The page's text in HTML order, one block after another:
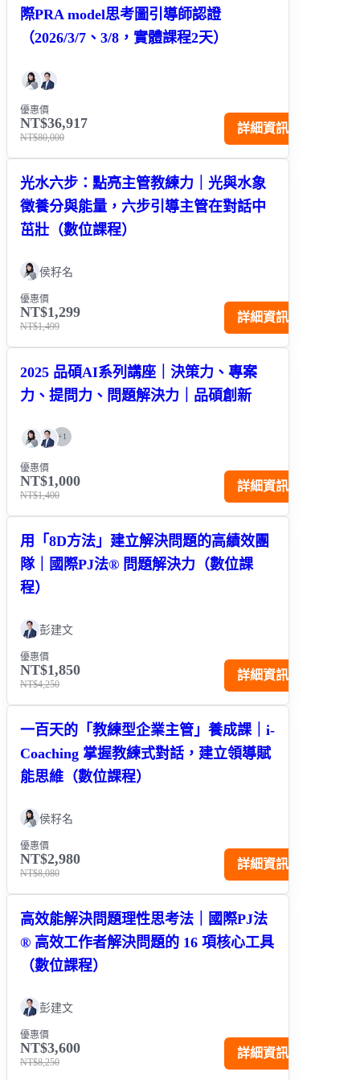
際PRA model思考圖引導師認證
（2026/3/7、3/8，實體課程2天）
優惠價
NT$36,917
NT$80,000
詳細資訊
光水六步：點亮主管教練力｜光與水象
徵養分與能量，六步引導主管在對話中
茁壯（數位課程）
侯籽名
優惠價
NT$1,299
NT$1,499
詳細資訊
2025 品碩AI系列講座｜決策力、專案
力、提問力、問題解決力｜品碩創新
+1
優惠價
NT$1,000
NT$1,400
詳細資訊
用「8D方法」建立解決問題的高績效團
隊｜國際PJ法® 問題解決力（數位課
程）
彭建文
優惠價
NT$1,850
NT$4,250
詳細資訊
一百天的「教練型企業主管」養成課｜i-
Coaching 掌握教練式對話，建立領導賦
能思維（數位課程）
侯籽名
優惠價
NT$2,980
NT$8,080
詳細資訊
高效能解決問題理性思考法｜國際PJ法
® 高效工作者解決問題的 16 項核心工具
（數位課程）
彭建文
優惠價
NT$3,600
NT$8,250
詳細資訊